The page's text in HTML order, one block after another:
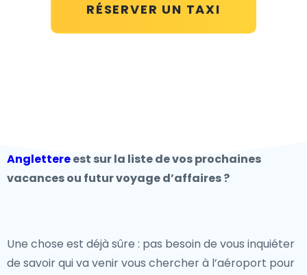
RÉSERVER UN TAXI
Anglettereest sur la liste de vos prochaines
vacances ou futur voyage d’affaires ?
Une chose est déjà sûre : pas besoin de vous inquiéter
de savoir qui va venir vous chercher à l’aéroport pour